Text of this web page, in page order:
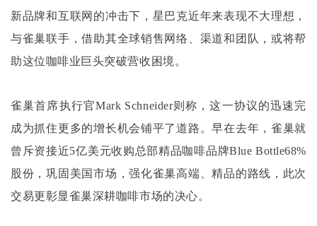
新品牌和互联网的冲击下，星巴克近年来表现不大理想，
与雀巢联手，借助其全球销售网络、渠道和团队，或将帮
助这位咖啡业巨头突破营收困境。
雀巢首席执行官Mark Schneider则称，这一协议的迅速完
成为抓住更多的增长机会铺平了道路。早在去年，雀巢就
曾斥资接近5亿美元收购总部精品咖啡品牌Blue Bottle68%
股份，巩固美国市场，强化雀巢高端、精品的路线，此次
交易更彰显雀巢深耕咖啡市场的决心。